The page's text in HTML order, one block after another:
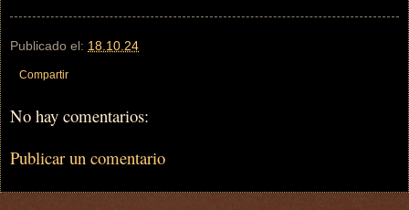
Publicado el: 18.10.24
Compartir
No hay comentarios:
Publicar un comentario